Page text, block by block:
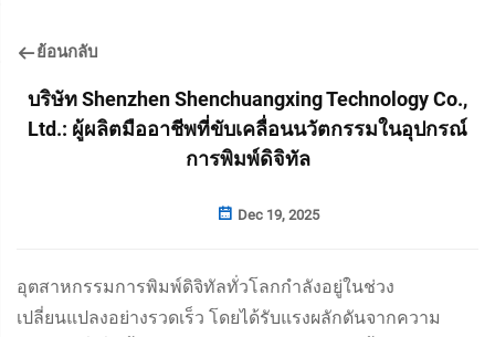
ย้อนกลับ
บริษัท Shenzhen Shenchuangxing Technology Co.,
Ltd.: ผู้ผลิตมืออาชีพที่ขับเคลื่อนนวัตกรรมในอุปกรณ์
การพิมพ์ดิจิทัล
Dec 19, 2025
อุตสาหกรรมการพิมพ์ดิจิทัลทั่วโลกกำลังอยู่ในช่วง
เปลี่ยนแปลงอย่างรวดเร็ว โดยได้รับแรงผลักดันจากความ